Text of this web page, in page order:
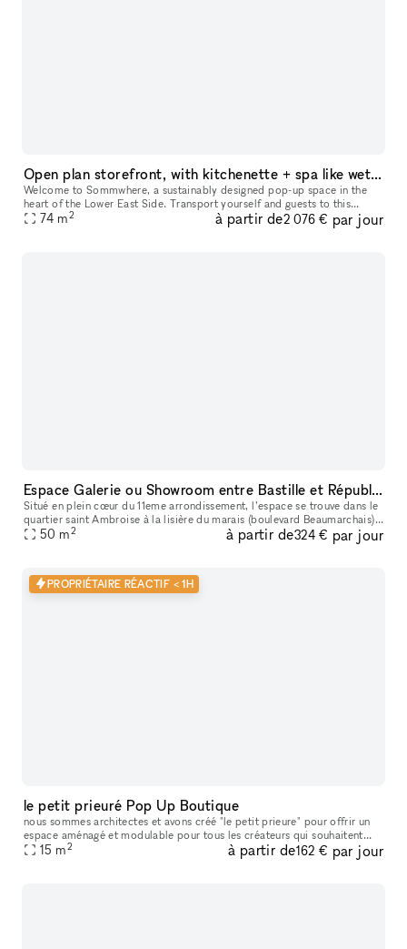
Open plan storefront, with kitchenette + spa like wetroom. A unique NY showroom.
Welcome to Sommwhere, a sustainably designed pop-up space in the
heart of the Lower East Side. Transport yourself and guests to this
stylish, minimalist space conveniently located on Ludlow between H
74 m2 à partir de2 076 € par jour
Espace Galerie ou Showroom entre Bastille et République
Situé en plein cœur du 11eme arrondissement, l’espace se trouve dans le
quartier saint Ambroise à la lisière du marais (boulevard Beaumarchais)
et du quartier Rue saint Maur (espace des lumières et s
50 m2 à partir de324 € par jour
PROPRIÉTAIRE RÉACTIF < 1H
le petit prieuré Pop Up Boutique
nous sommes architectes et avons créé "le petit prieure" pour offrir un
espace aménagé et modulable pour tous les créateurs qui souhaitent
présenter leur travaux ( designers, artistes, céramistes, ph
15 m2 à partir de162 € par jour